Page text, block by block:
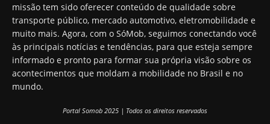
missão tem sido oferecer conteúdo de qualidade sobre
transporte público, mercado automotivo, eletromobilidade e
muito mais. Agora, com o SóMob, seguimos conectando você
às principais notícias e tendências, para que esteja sempre
informado e pronto para formar sua própria visão sobre os
acontecimentos que moldam a mobilidade no Brasil e no
mundo.
Portal Somob 2025 | Todos os direitos reservados